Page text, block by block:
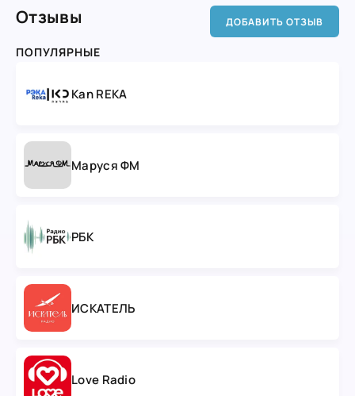
Отзывы ДОБАВИТЬ ОТЗЫВ
ПОПУЛЯРНЫЕ
Kan REKA
Маруся ФМ
РБК
ИСКАТЕЛЬ
Love Radio